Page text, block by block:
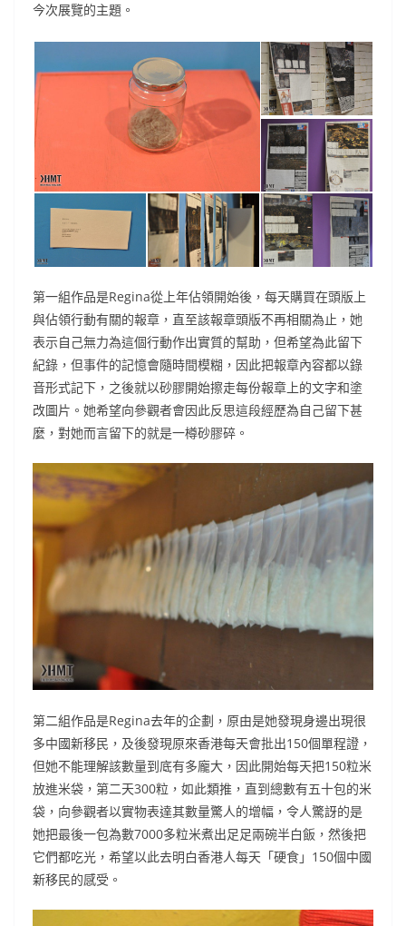
今次展覽的主題。
第一組作品是Regina從上年佔領開始後，每天購買在頭版上
與佔領行動有關的報章，直至該報章頭版不再相關為止，她
表示自己無力為這個行動作出實質的幫助，但希望為此留下
紀錄，但事件的記憶會隨時間模糊，因此把報章內容都以錄
音形式記下，之後就以砂膠開始擦走每份報章上的文字和塗
改圖片。她希望向參觀者會因此反思這段經歷為自己留下甚
麼，對她而言留下的就是一樽砂膠碎。
第二組作品是Regina去年的企劃，原由是她發現身邊出現很
多中國新移民，及後發現原來香港每天會批出150個單程證，
但她不能理解該數量到底有多龐大，因此開始每天把150粒米
放進米袋，第二天300粒，如此類推，直到總數有五十包的米
袋，向參觀者以實物表達其數量驚人的增幅，令人驚訝的是
她把最後一包為數7000多粒米煮出足足兩碗半白飯，然後把
它們都吃光，希望以此去明白香港人每天「硬食」150個中國
新移民的感受。